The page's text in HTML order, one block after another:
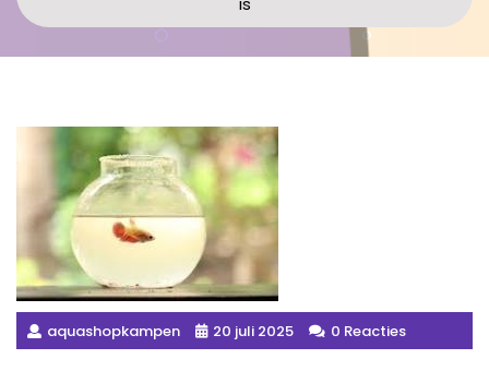
aquashopkampen 20 juli 2025 0 Reacties